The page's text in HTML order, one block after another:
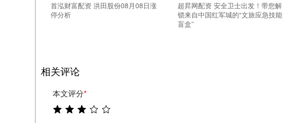
首泓财富配资 洪田股份08月08日涨
停分析
超昇网配资 安全卫士出发！带您解
锁来自中国红军城的“文旅应急技能
盲盒”
相关评论
本文评分*